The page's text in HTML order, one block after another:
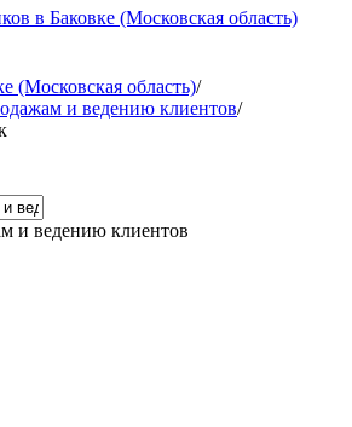
в Баковке (Московская область)
(Московская область)/
и ведению клиентов/
и ведению клиентов